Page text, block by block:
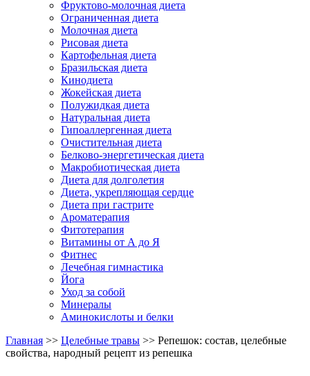
Фруктово-молочная диета
Ограниченная диета
Молочная диета
Рисовая диета
Картофельная диета
Бразильская диета
Кинодиета
Жокейская диета
Полужидкая диета
Натуральная диета
Гипоаллергенная диета
Очистительная диета
Белково-энергетическая диета
Макробиотическая диета
Диета для долголетия
Диета, укрепляющая сердце
Диета при гастрите
Ароматерапия
Фитотерапия
Витамины от А до Я
Фитнес
Лечебная гимнастика
Йога
Уход за собой
Минералы
Аминокислоты и белки
Главная >> Целебные травы >> Репешок: состав, целебные
свойства, народный рецепт из репешка